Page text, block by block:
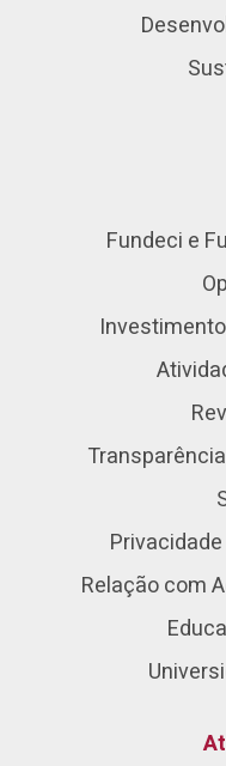
Fundeci e
Relação com